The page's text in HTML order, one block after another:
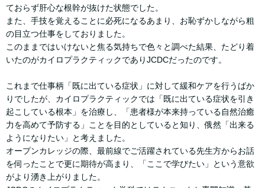
ておらず肝心な根幹が抜けた状態でした。
また、手技を覚えることに必死になるあまり、お恥ずかしながら粗
の目立つ仕事をしておりました。
このままではいけないと焦る気持ちで色々と調べた結果、たどり着
いたのがカイロプラクティックでありJCDCだったのです。
これまで仕事柄「既に出ている症状」に対して緩和ケアを行うばか
りでしたが、カイロプラクティックでは「既に出ている症状を引き
起こしている根本」を治療し、「患者様が本来持っている自然治癒
力を高めて予防する」ことを目的としていると知り、俄然「出来る
ようになりたい」と考えました。
オープンカレッジの際、最前線でご活躍されている先生方からお話
を伺ったことで更に期待が高まり、「ここで学びたい」という意欲
がより湧き上がりました。